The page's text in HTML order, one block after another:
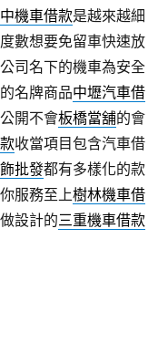
機車借款是越來越細
數想要免留車快速放
司名下的機車為安全
名牌商品中壢汽車借
開不會板橋當舖的會
收當項目包含汽車借
批發都有多樣化的款
服務至上樹林機車借
設計的三重機車借款